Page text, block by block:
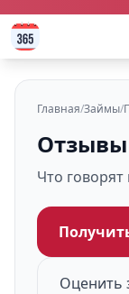
Главная/Займы/
Что
Оценить